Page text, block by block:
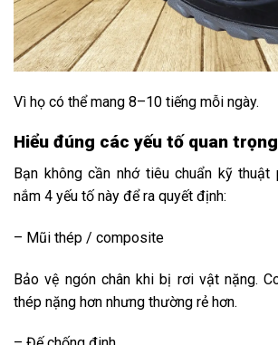
Vì họ có thể mang 8–10 tiếng mỗi ngày.
Hiểu đúng các yếu tố quan
Bạn không cần nhớ tiêu chuẩn kỹ thuật
nắm 4 yếu tố này để ra quyết định:
– Mũi thép / composite
Bảo vệ ngón chân khi bị rơi vật nặng.
thép nặng hơn nhưng thường rẻ hơn.